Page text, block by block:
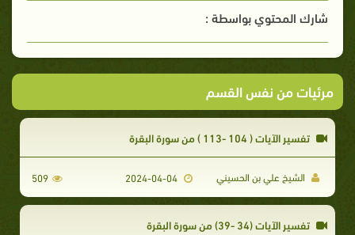
شارك المحتوي بواسطة :
مرئيات من نفس القسم
تفسير الآيات ( 104 -113 ) من سورة البقرة
الشيخ علي بن الحسيني 509
تفسير الآيات (34 -39) من سورة البقرة